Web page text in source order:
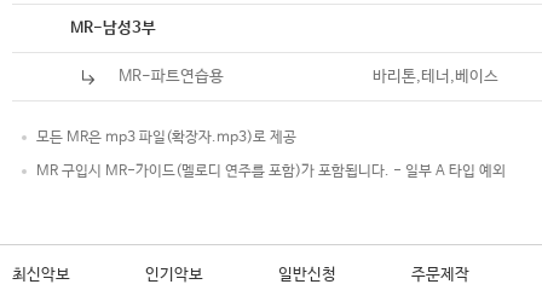
MR-남성3부
MR-파트연습용 바리톤,테너,베이스
모든 MR은 mp3 파일(확장자.mp3)로 제공
MR 구입시 MR-가이드(멜로디 연주를 포함)가 포함됩니다. - 일부 A 타입 예외
최신악보 인기악보 일반신청 주문제작